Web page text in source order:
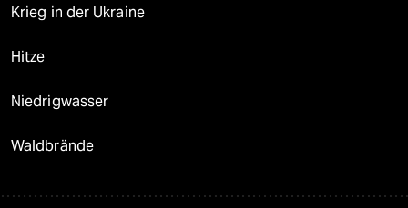
Krieg in der Ukraine
Hitze
Niedrigwasser
Waldbrände